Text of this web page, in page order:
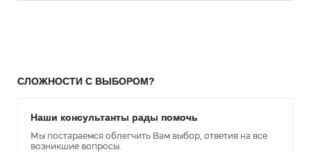
СЛОЖНОСТИ С ВЫБОРОМ?
Наши консультанты рады помочь
Мы постараемся облегчить Вам выбор, ответив на все
возникшие вопросы.